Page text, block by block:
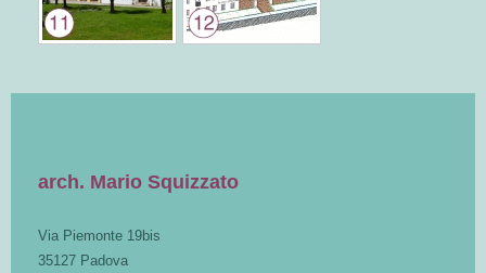
arch. Mario Squizzato
Via Piemonte 19bis
35127 Padova